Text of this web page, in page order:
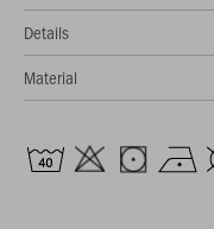
Details
Material